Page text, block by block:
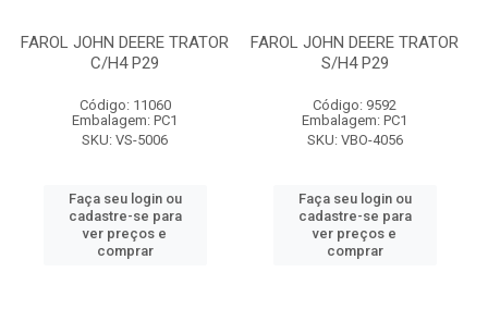
FAROL JOHN DEERE TRATOR
C/H4 P29
Código: 11060
Embalagem: PC1
SKU: VS-5006
Faça seu login ou
cadastre-se para
ver preços e
comprar
FAROL JOHN DEERE TRATOR
S/H4 P29
Código: 9592
Embalagem: PC1
SKU: VBO-4056
Faça seu login ou
cadastre-se para
ver preços e
comprar